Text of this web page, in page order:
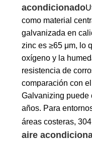
acondicionado
como material
galvanizada en
zinc es ≥65 μm, lo
oxígeno y la
resistencia de
comparación con
Galvanizing puede
años. Para
áreas costeras,
aire